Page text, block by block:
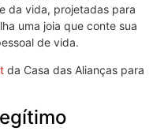
da vida, projetadas para
uma joia que conte sua
de vida.
da Casa das Alianças para